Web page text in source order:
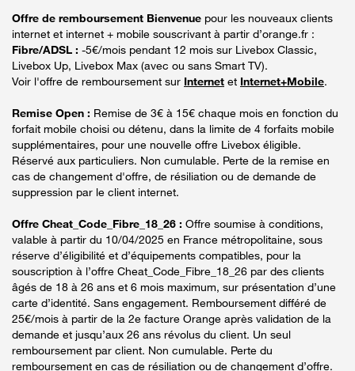
Offre de remboursement Bienvenue pour les nouveaux clients
internet et internet + mobile souscrivant à partir d’orange.fr :
Fibre/ADSL : -5€/mois pendant 12 mois sur Livebox Classic,
Livebox Up, Livebox Max (avec ou sans Smart TV).
Voir l'offre de remboursement sur Internet et Internet+Mobile.
Remise Open : Remise de 3€ à 15€ chaque mois en fonction du
forfait mobile choisi ou détenu, dans la limite de 4 forfaits mobile
supplémentaires, pour une nouvelle offre Livebox éligible.
Réservé aux particuliers. Non cumulable. Perte de la remise en
cas de changement d'offre, de résiliation ou de demande de
suppression par le client internet.
Offre Cheat_Code_Fibre_18_26 : Offre soumise à conditions,
valable à partir du 10/04/2025 en France métropolitaine, sous
réserve d’éligibilité et d’équipements compatibles, pour la
souscription à l’offre Cheat_Code_Fibre_18_26 par des clients
âgés de 18 à 26 ans et 6 mois maximum, sur présentation d’une
carte d’identité. Sans engagement. Remboursement différé de
25€/mois à partir de la 2e facture Orange après validation de la
demande et jusqu’aux 26 ans révolus du client. Un seul
remboursement par client. Non cumulable. Perte du
remboursement en cas de résiliation ou de changement d’offre.